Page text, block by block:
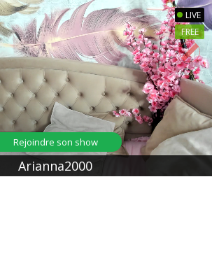
LIVE
FREE
Arianna2000
Rejoindre son show